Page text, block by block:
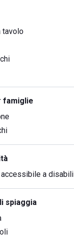
tavolo
famiglie
a disabili
spiaggia